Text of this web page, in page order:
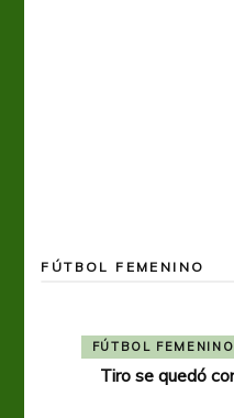
FÚTBOL FEMENINO
FÚTBOL FEMENINO
Tiro se quedó